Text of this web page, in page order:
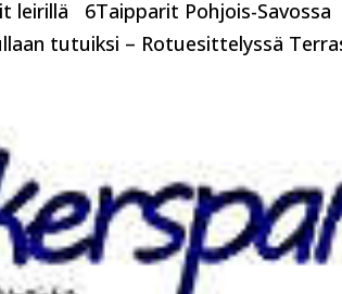
leirillä 6Taipparit Pohjois-
tutuiksi – Rotuesittelyssä